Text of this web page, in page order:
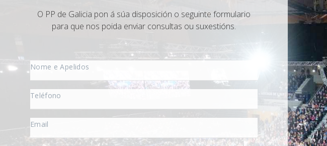
O PP de Galicia pon á súa disposición o seguinte formulario
para que nos poida enviar consultas ou suxestións.